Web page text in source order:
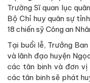
Trường Sĩ quan lục
Bộ Chỉ huy quân sự
18 chiến sỹ Công an
Tại buổi lễ, Trưởng
và lãnh đạo huyện
các tân binh và đơn vị
các tân binh sẽ phát